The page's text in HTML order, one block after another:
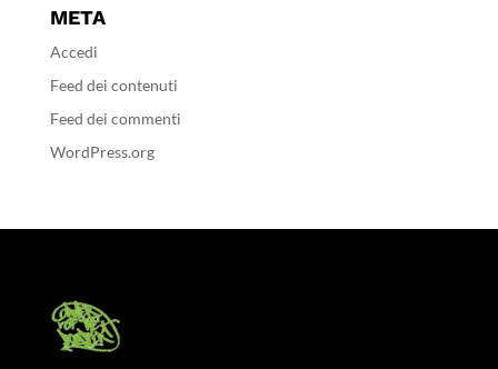
META
Accedi
Feed dei contenuti
Feed dei commenti
WordPress.org